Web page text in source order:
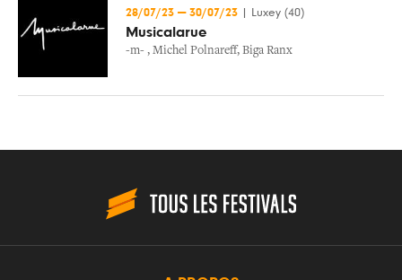
28/07/23 — 30/07/23 Luxey (40)
Musicalarue
-m- , Michel Polnareff, Biga Ranx